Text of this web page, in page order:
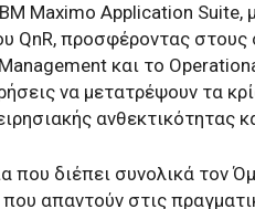
Maximo Application Suite,
QnR, προσφέροντας στους
και το
να μετατρέψουν τα
ανθεκτικότητας
που διέπει συνολικά τον
απαντούν στις